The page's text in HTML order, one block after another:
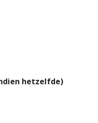
hetzelfde)